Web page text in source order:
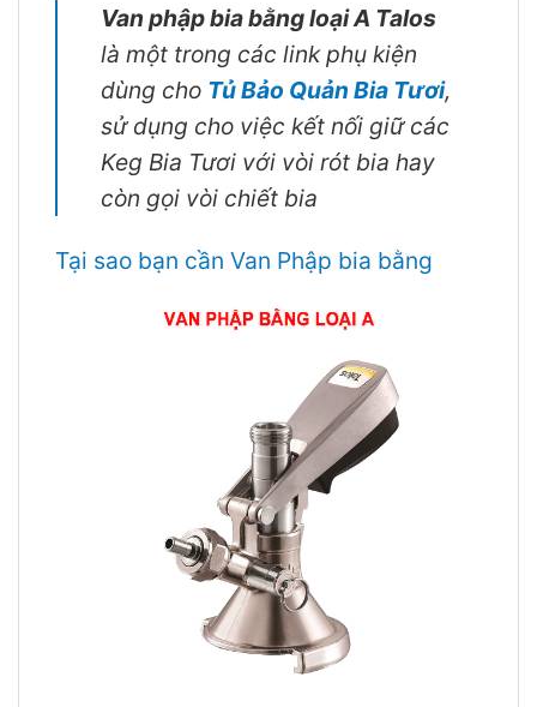
Van phập bia bằng loại A Talos
là một trong các link phụ kiện
dùng cho Tủ Bảo Quản Bia Tươi,
sử dụng cho việc kết nối giữ các
Keg Bia Tươi với vòi rót bia hay
còn gọi vòi chiết bia
Tại sao bạn cần Van Phập bia bằng